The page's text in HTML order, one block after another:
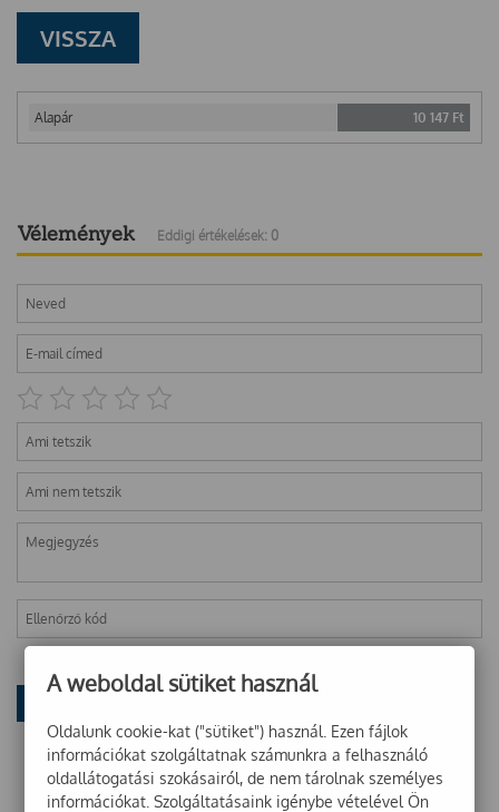
VISSZA
Alapár 10 147 Ft
Vélemények Eddigi értékelések: 0
A weboldal sütiket használ
Oldalunk cookie-kat ("sütiket") használ. Ezen fájlok
információkat szolgáltatnak számunkra a felhasználó
oldallátogatási szokásairól, de nem tárolnak személyes
információkat. Szolgáltatásaink igénybe vételével Ön